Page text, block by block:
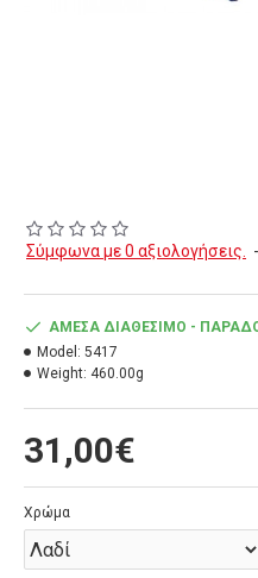
Σύμφωνα με 0 αξιολογήσεις. -
31,00€
ΆΜΕΣΑ ΔΙΑΘΈΣΙΜΟ -
Model: 5417
Weight: 460.00g
Χρώμα